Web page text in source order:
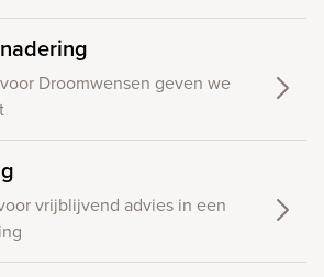
Droomwensen geven we
vrijblijvend advies in een